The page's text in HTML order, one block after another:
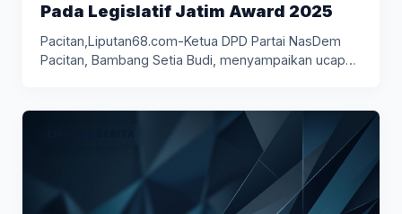
Pada Legislatif Jatim Award 2025
Pacitan,Liputan68.com-Ketua DPD Partai NasDem
Pacitan, Bambang Setia Budi, menyampaikan ucapan